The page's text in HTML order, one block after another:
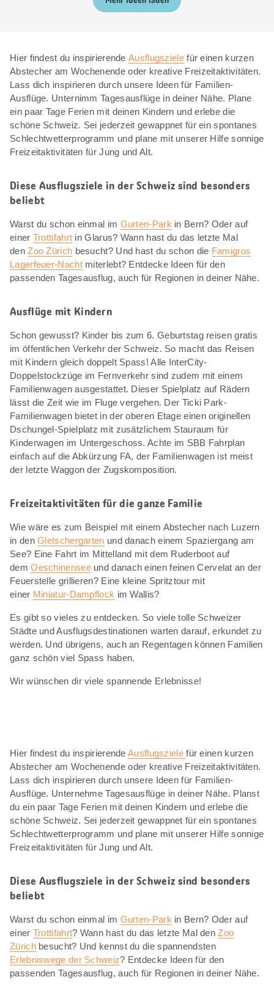
Hier findest du inspirierendeAusflugszielefür einen kurzen
Abstecher am Wochenende oder kreative Freizeitaktivitäten.
Lass dich inspirieren durch unsere Ideen für Familien-
Ausflüge. Unternimm Tagesausflüge in deiner Nähe. Plane
ein paar Tage Ferien mit deinen Kindern und erlebe die
schöne Schweiz. Sei jederzeit gewappnet für ein spontanes
Schlechtwetterprogramm und plane mit unserer Hilfe sonnige
Freizeitaktivitäten für Jung und Alt.
Diese Ausflugsziele in der Schweiz sind besonders
beliebt
Warst du schon einmal im Gurten-Park in Bern? Oder auf
einer Trottifahrt in Glarus? Wann hast du das letzte Mal
denZoo Zürich besucht? Und hast du schon die Famigros
Lagerfeuer-Nachtmiterlebt? Entdecke Ideen für den
passenden Tagesausflug, auch für Regionen in deiner Nähe.
Ausflüge mit Kindern
Schon gewusst? Kinder bis zum 6. Geburtstag reisen gratis
im öffentlichen Verkehr der Schweiz. So macht das Reisen
mit Kindern gleich doppelt Spass! Alle InterCity-
Doppelstockzüge im Fernverkehr sind zudem mit einem
Familienwagen ausgestattet. Dieser Spielplatz auf Rädern
lässt die Zeit wie im Fluge vergehen. Der Ticki Park-
Familienwagen bietet in der oberen Etage einen originellen
Dschungel-Spielplatz mit zusätzlichem Stauraum für
Kinderwagen im Untergeschoss. Achte im SBB Fahrplan
einfach auf die Abkürzung FA, der Familienwagen ist meist
der letzte Waggon der Zugskomposition.
Freizeitaktivitäten für die ganze Familie
Wie wäre es zum Beispiel mit einem Abstecher nach Luzern
in denGletschergarten und danach einem Spaziergang am
See? Eine Fahrt im Mittelland mit dem Ruderboot auf
demOeschinenseeund danach einen feinen Cervelat an der
Feuerstelle grillieren? Eine kleine Spritztour mit
einer Miniatur-Dampflock im Wallis?
Es gibt so vieles zu entdecken. So viele tolle Schweizer
Städte und Ausflugsdestinationen warten darauf, erkundet zu
werden. Und übrigens, auch an Regentagen können Familien
ganz schön viel Spass haben.
Wir wünschen dir viele spannende Erlebnisse!
Hier findest du inspirierendeAusflugszielefür einen kurzen
Abstecher am Wochenende oder kreative Freizeitaktivitäten.
Lass dich inspirieren durch unsere Ideen für Familien-
Ausflüge. Unternehme Tagesausflüge in deiner Nähe. Planst
du ein paar Tage Ferien mit deinen Kindern und erlebe die
schöne Schweiz. Sei jederzeit gewappnet für ein spontanes
Schlechtwetterprogramm und plane mit unserer Hilfe sonnige
Freizeitaktivitäten für Jung und Alt.
Diese Ausflugsziele in der Schweiz sind besonders
beliebt
Warst du schon einmal im Gurten-Park in Bern? Oder auf
einer Trottifahrt? Wann hast du das letzte Mal denZoo
Zürichbesucht? Und kennst du die spannendsten
Erlebniswege der Schweiz? Entdecke Ideen für den
passenden Tagesausflug, auch für Regionen in deiner Nähe.